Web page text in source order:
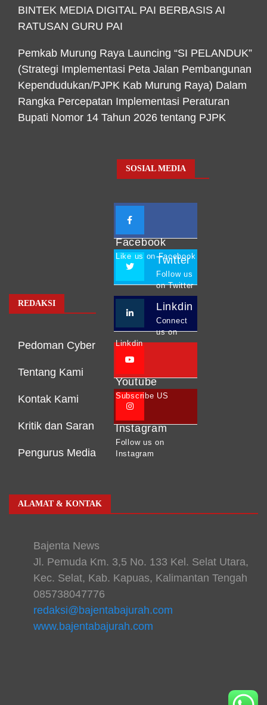
BINTEK MEDIA DIGITAL PAI BERBASIS AI
RATUSAN GURU PAI
Pemkab Murung Raya Launcing “SI PELANDUK”
(Strategi Implementasi Peta Jalan Pembangunan
Kependudukan/PJPK Kab Murung Raya) Dalam
Rangka Percepatan Implementasi Peraturan
Bupati Nomor 14 Tahun 2026 tentang PJPK
REDAKSI
Pedoman Cyber
Tentang Kami
Kontak Kami
Kritik dan Saran
Pengurus Media
SOSIAL MEDIA
Facebook
Like us on Facebook
Twitter
Follow us
on Twitter
Linkdin
Connect
us on
Linkdin
Youtube
Subscribe US
Instagram
Follow us on
Instagram
ALAMAT & KONTAK
Bajenta News
Jl. Pemuda Km. 3,5 No. 133 Kel. Selat Utara,
Kec. Selat, Kab. Kapuas, Kalimantan Tengah
085738047776
redaksi@bajentabajurah.com
www.bajentabajurah.com